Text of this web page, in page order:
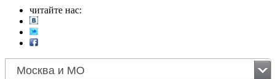
читайте нас:
Москва и МО